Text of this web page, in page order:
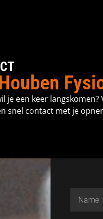
je een keer langskomen?
snel contact met je